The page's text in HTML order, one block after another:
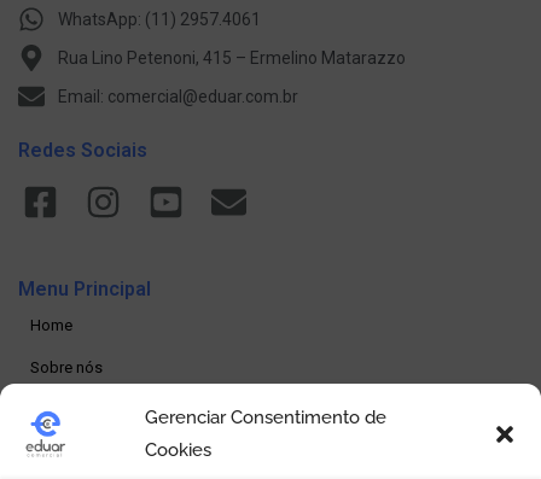
Gerenciar Consentimento de
Cookies
WhatsApp: (11) 2957.4061
Rua Lino Petenoni, 415 – Ermelino Matarazzo
Email: comercial@eduar.com.br
Redes Sociais
Menu Principal
Home
Sobre nós
Produtos
Loja online